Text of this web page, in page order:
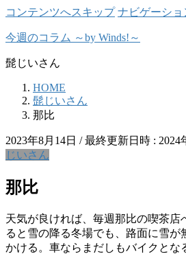
コンテンツへスキップ ナビゲーショ
今週のコラム ～by Winds!～
髭じいさん
HOME
髭じいさん
那比
2023年8月14日 / 最終更新日時 : 2024
じいさん
那比
天気が良ければ、毎週那比の喫茶店
ると雪の降る冬場でも、路面に雪が
かける。車ならまだしもバイクとな